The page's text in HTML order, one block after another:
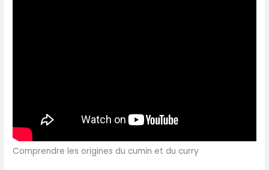
Comprendre les origines du cumin et du curry